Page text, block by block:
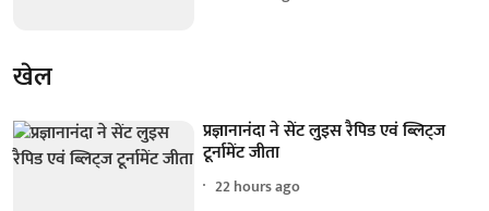
खेल
प्रज्ञानानंदा ने सेंट लुइस रैपिड एवं ब्लिट्ज
टूर्नामेंट जीता
22 hours ago